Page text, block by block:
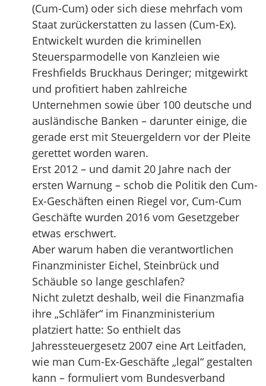
(Cum-Cum) oder sich diese mehrfach vom
Staat zurückerstatten zu lassen (Cum-Ex).
Entwickelt wurden die kriminellen
Steuersparmodelle von Kanzleien wie
Freshfields Bruckhaus Deringer; mitgewirkt
und profitiert haben zahlreiche
Unternehmen sowie über 100 deutsche und
ausländische Banken – darunter einige, die
gerade erst mit Steuergeldern vor der Pleite
gerettet worden waren.
Erst 2012 – und damit 20 Jahre nach der
ersten Warnung – schob die Politik den Cum-
Ex-Geschäften einen Riegel vor, Cum-Cum
Geschäfte wurden 2016 vom Gesetzgeber
etwas erschwert.
Aber warum haben die verantwortlichen
Finanzminister Eichel, Steinbrück und
Schäuble so lange geschlafen?
Nicht zuletzt deshalb, weil die Finanzmafia
ihre „Schläfer“ im Finanzministerium
platziert hatte: So enthielt das
Jahressteuergesetz 2007 eine Art Leitfaden,
wie man Cum-Ex-Geschäfte „legal“ gestalten
kann – formuliert vom Bundesverband